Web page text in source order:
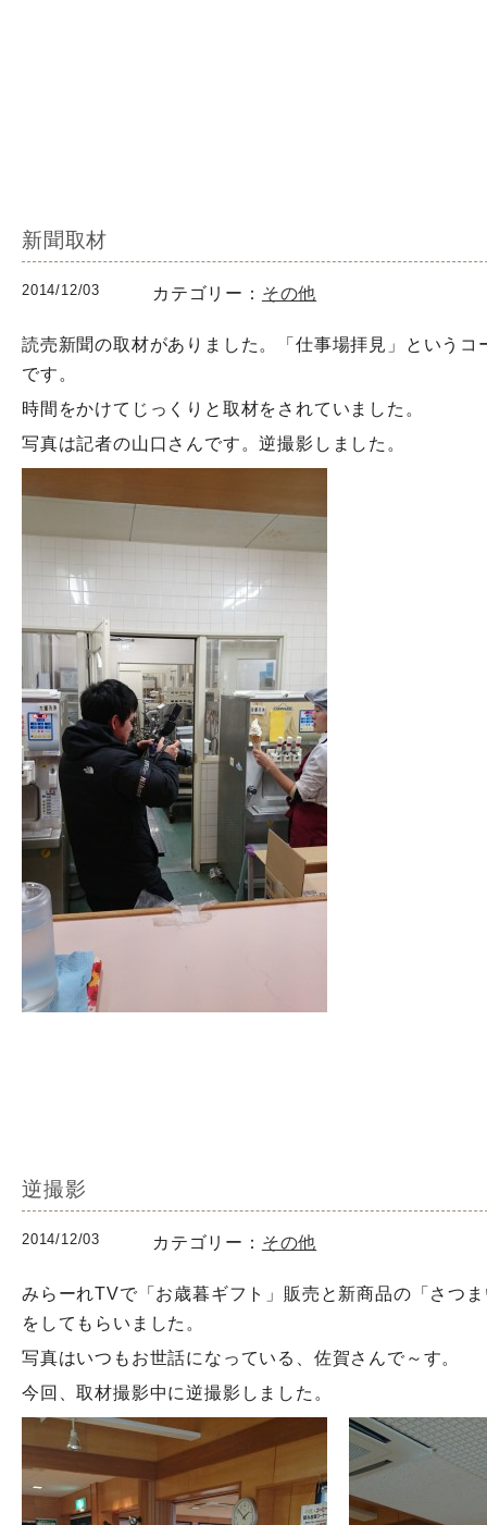
新聞取材
2014/12/03 カテゴリー： その他
読売新聞の取材がありました。「仕事場拝見」というコ
です。
時間をかけてじっくりと取材をされていました。
写真は記者の山口さんです。逆撮影しました。
逆撮影
2014/12/03 カテゴリー： その他
みらーれTVで「お歳暮ギフト」販売と新商品の「さつ
をしてもらいました。
写真はいつもお世話になっている、佐賀さんで～す。
今回、取材撮影中に逆撮影しました。